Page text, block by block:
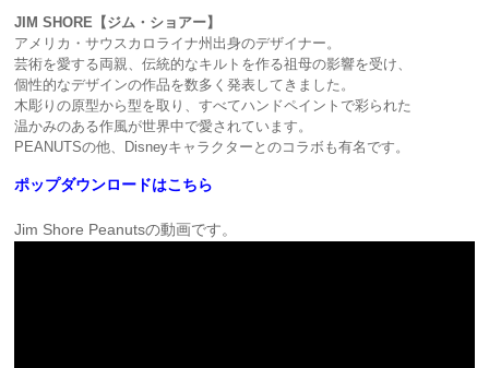
JIM SHORE【ジム・ショアー】
アメリカ・サウスカロライナ州出身のデザイナー。
芸術を愛する両親、伝統的なキルトを作る祖母の影響を受け、
個性的なデザインの作品を数多く発表してきました。
木彫りの原型から型を取り、すべてハンドペイントで彩られた
温かみのある作風が世界中で愛されています。
PEANUTSの他、Disneyキャラクターとのコラボも有名です。
ポップダウンロードはこちら
Jim Shore Peanutsの動画です。